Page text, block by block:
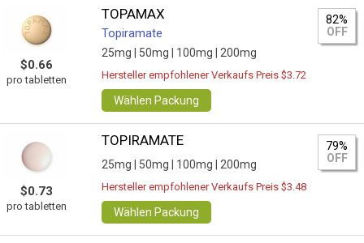
$0.66
pro tabletten
TOPAMAX
Topiramate
25mg | 50mg | 100mg | 200mg
82%
OFF
Hersteller empfohlener Verkaufs Preis $3.72
Wählen Packung
$0.73
pro tabletten
TOPIRAMATE
25mg | 50mg | 100mg | 200mg
79%
OFF
Hersteller empfohlener Verkaufs Preis $3.48
Wählen Packung